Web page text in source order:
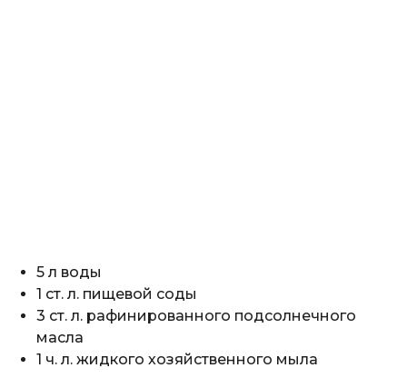
5 л воды
1 ст. л. пищевой соды
3 ст. л. рафинированного подсолнечного
масла
1 ч. л. жидкого хозяйственного мыла